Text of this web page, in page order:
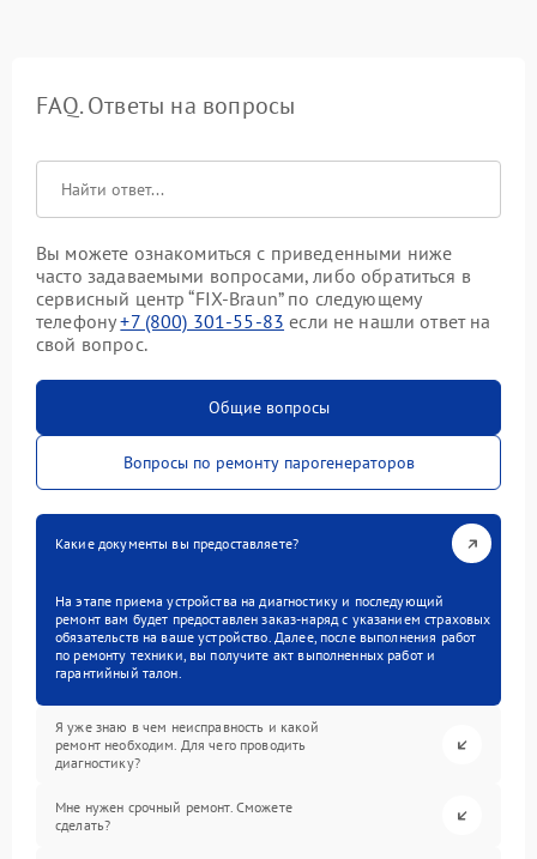
FAQ. Ответы на вопросы
Вы можете ознакомиться с приведенными ниже
часто задаваемыми вопросами, либо обратиться в
сервисный центр “FIX-Braun” по следующему
телефону+7 (800) 301-55-83 если не нашли ответ на
свой вопрос.
Общие вопросы
Вопросы по ремонту парогенераторов
Какие документы вы предоставляете?
На этапе приема устройства на диагностику и последующий
ремонт вам будет предоставлен заказ-наряд с указанием страховых
обязательств на ваше устройство. Далее, после выполнения работ
по ремонту техники, вы получите акт выполненных работ и
гарантийный талон.
Я уже знаю в чем неисправность и какой
ремонт необходим. Для чего проводить
диагностику?
Мне нужен срочный ремонт. Сможете
сделать?